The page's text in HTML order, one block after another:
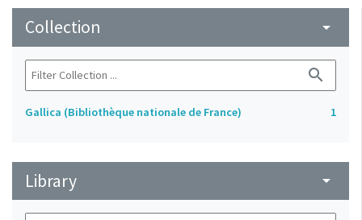
Collection arrow_drop_down
search
Gallica (Bibliothèque nationale de France) 1
Library arrow_drop_down